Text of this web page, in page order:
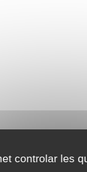
controlar les